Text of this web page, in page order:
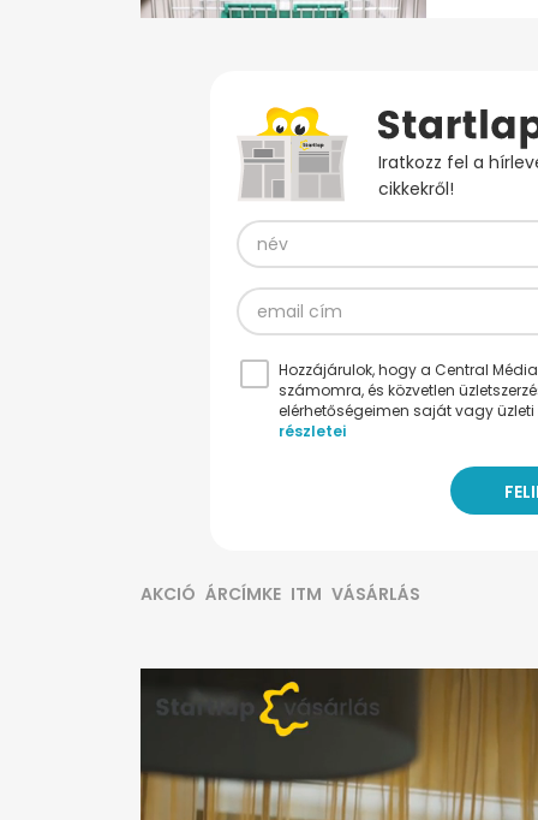
Iratkozz fel a
cikkekről!
Hozzájárulok, hogy a Central
számomra, és közvetlen
elérhetőségeimen saját vagy
részletei
AKCIÓ ÁRCÍMKE ITM VÁSÁRLÁS